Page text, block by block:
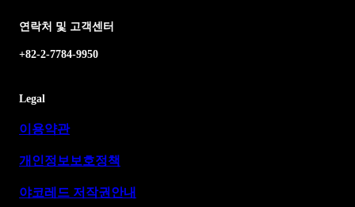
연락처 및 고객센터
+82-2-7784-9950
Legal
이용약관
개인정보보호정책
야코레드 저작권안내